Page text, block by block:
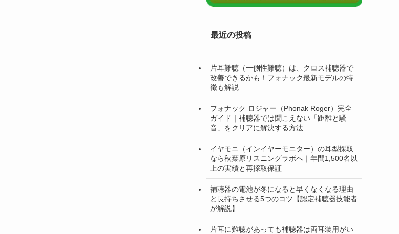
最近の投稿
片耳難聴（一側性難聴）は、クロス補聴器で
改善できるかも！フォナック最新モデルの特
徴も解説
フォナック ロジャー（Phonak Roger）完全
ガイド｜補聴器では聞こえない「距離と騒
音」をクリアに解決する方法
イヤモニ（インイヤーモニター）の耳型採取
なら秋葉原リスニングラボへ｜年間1,500名以
上の実績と再採取保証
補聴器の電池が冬になると早くなくなる理由
と長持ちさせる5つのコツ【認定補聴器技能者
が解説】
片耳に難聴があっても補聴器は両耳装用がい